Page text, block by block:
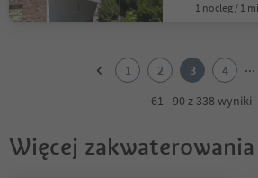
1 nocleg / 1
6
7
1 2 3 4 ...
61 - 90 z 338 wyniki
Więcej zakwaterowania